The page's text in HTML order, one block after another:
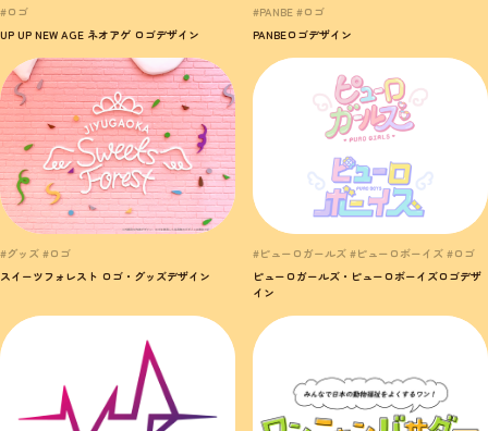
#ロゴ
UP UP NEW AGE ネオアゲ ロゴデザイン
#PANBE #ロゴ
PANBEロゴデザイン
#グッズ #ロゴ
スイーツフォレスト ロゴ・グッズデザイン
#ピューロガールズ #ピューロボーイズ #ロゴ
ピューロガールズ・ピューロボーイズロゴデザ
イン